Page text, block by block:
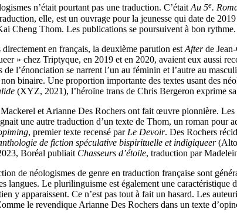
n’était pourtant pas une traduction. C’étaitAu 5e.
elle, est un ouvrage pour la jeunesse qui date de 2019
Cheng Thom. Les publications se poursuivent à bon rythme.
en français, la deuxième parution est Afterde
» chez Triptyque, en 2019 et en 2020, avaient eux aussi
de l’énonciation se narrent l’un au féminin et l’autre au
binaire. Une proportion importante des textes usant des
(XYZ, 2021), l’héroïne trans de Chris Bergeron exprime
et Arianne Des Rochers ont fait œuvre pionnière.
une autre traduction d’un texte de Thom, un roman pour
, premier texte recensé par Le Devoir. Des Rochers
de fiction spéculative bispirituelle et indigiqueer
Boréal publiait Chasseurs d’étoile, traduction par
de néologismes de genre en traduction française sont
langues. Le plurilinguisme est également une
y apparaissent. Ce n’est pas tout à fait un hasard. Les
le revendique Arianne Des Rochers dans un texte